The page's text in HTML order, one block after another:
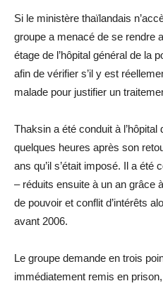
Si le ministère thaïlandais
groupe a menacé de se rendre
étage de l’hôpital général de la
afin de vérifier s’il y est
malade pour justifier un
Thaksin a été conduit à
quelques heures après son
ans qu’il s’était imposé. Il a été
– réduits ensuite à un an grâce
de pouvoir et conflit d’intérêts
avant 2006.
Le groupe demande en trois
immédiatement remis en